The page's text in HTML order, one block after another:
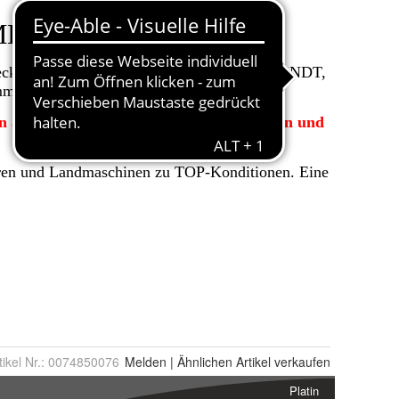
Nr.: 0074850076 Melden | Ähnlichen Artikel verkaufen
Platin